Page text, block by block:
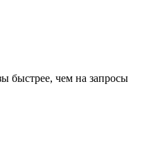
быстрее, чем на запросы